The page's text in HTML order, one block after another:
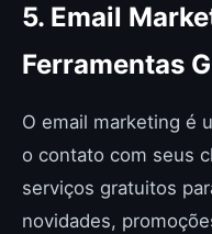
5. Email
Ferramentas
O email marketing é
o contato com seus
serviços gratuitos
novidades,